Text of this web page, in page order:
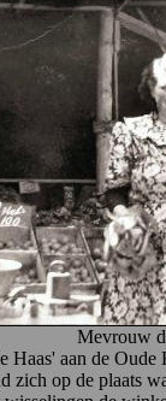
Mevrouw
Haas' aan de
zich op de plaats